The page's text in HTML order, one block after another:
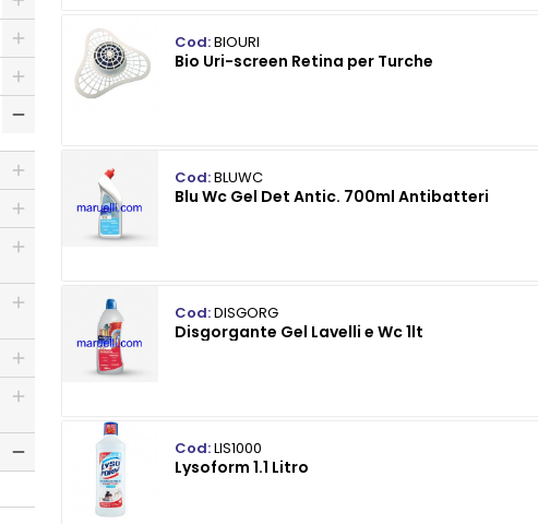
Cod:BIOURI
Bio Uri-screen Retina per Turche
Cod:BLUWC
Blu Wc Gel Det Antic. 700ml Antibatteri
Cod:DISGORG
Disgorgante Gel Lavelli e Wc 1lt
Cod:LIS1000
Lysoform 1.1 Litro